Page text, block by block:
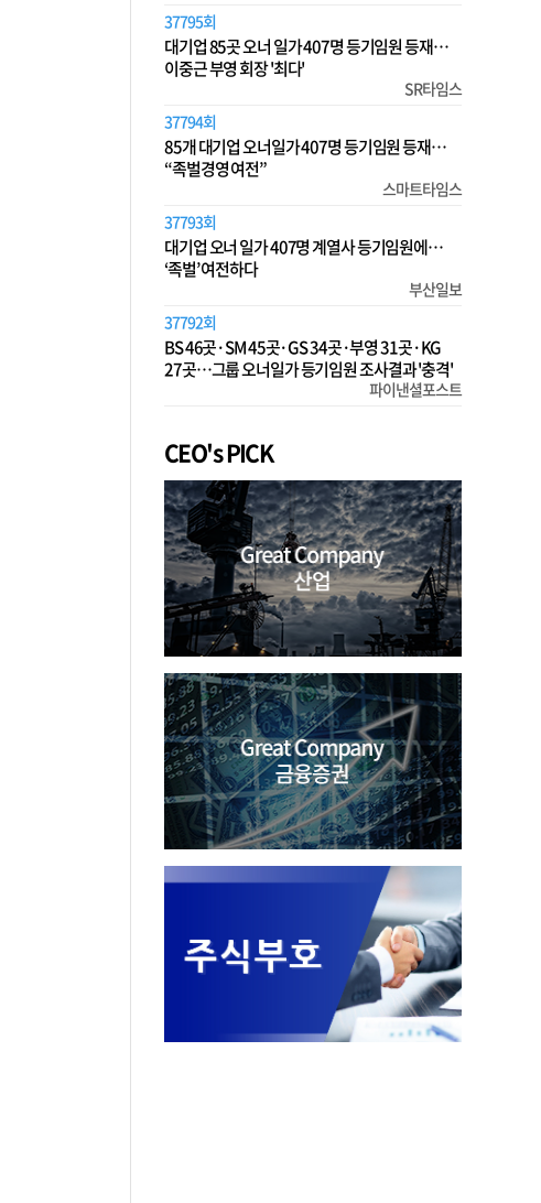
37795회
대기업 85곳 오너 일가 407명 등기임원 등재…
이중근 부영 회장 '최다'
SR타임스
37794회
85개 대기업 오너일가 407명 등기임원 등재…
“족벌경영 여전”
스마트타임스
37793회
대기업 오너 일가 407명 계열사 등기임원에…
‘족벌’ 여전하다
부산일보
37792회
BS 46곳·SM 45곳·GS 34곳·부영 31곳·KG
27곳…그룹 오너일가 등기임원 조사결과 '충격'
파이낸셜포스트
CEO's PICK